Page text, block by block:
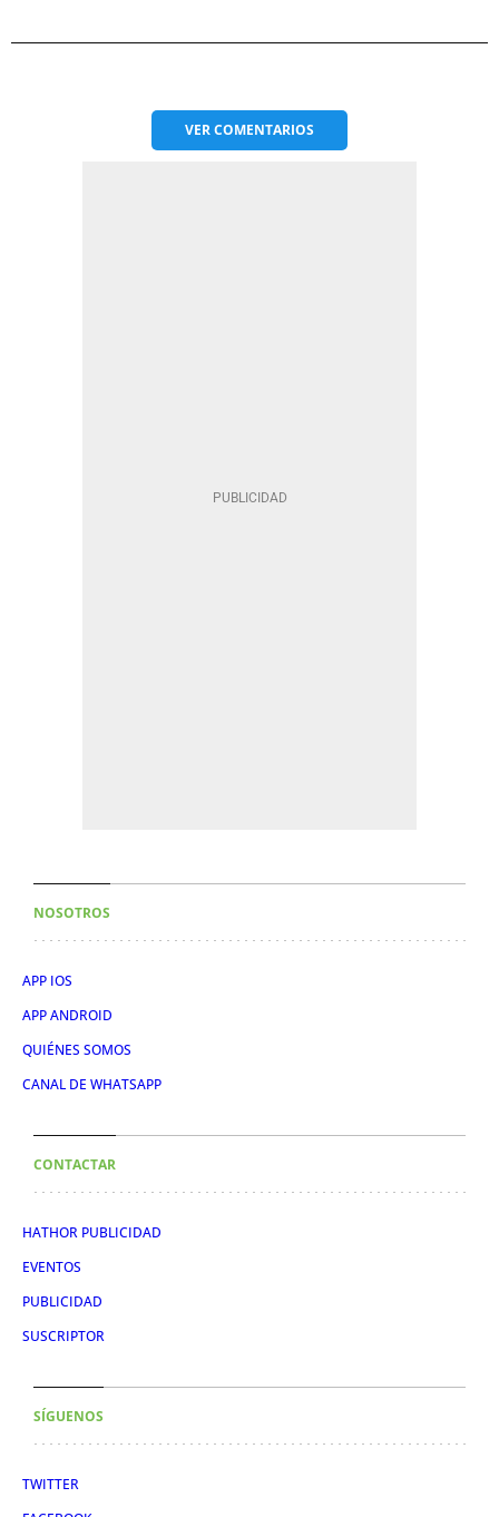
VERCOMENTARIOS
NOSOTROS
APP IOS
APP ANDROID
QUIÉNES SOMOS
CANAL DE WHATSAPP
CONTACTAR
HATHOR PUBLICIDAD
EVENTOS
PUBLICIDAD
SUSCRIPTOR
SÍGUENOS
TWITTER